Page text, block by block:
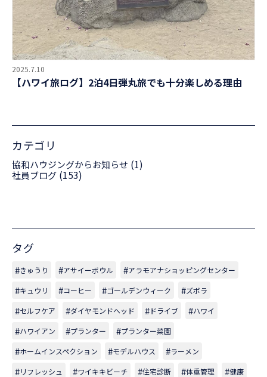
2025.7.10
【ハワイ旅ログ】2泊4日弾丸旅でも十分楽しめる理由
カテゴリ
協和ハウジングからお知らせ (1)
社員ブログ (153)
タグ
きゅうり アサイーボウル
アラモアナショッピングセンター
キュウリ
コーヒー ゴールデンウィーク
ズボラ
セルフケア
ダイヤモンドヘッド ドライブ
ハワイ
ハワイアン
プランター
プランター菜園
ホームインスペクション
モデルハウス
ラーメン
リフレッシュ
ワイキキビーチ 住宅診断 体重管理
健康